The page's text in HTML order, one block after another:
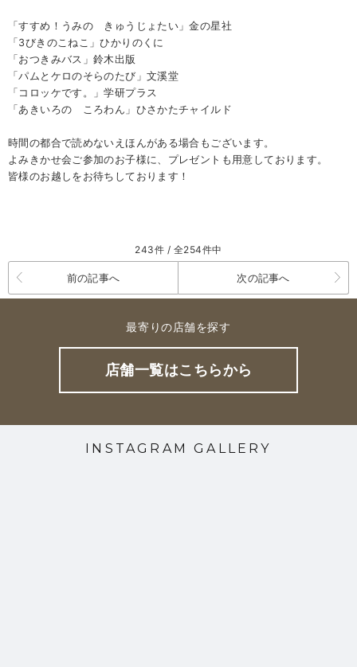
「すすめ！うみの きゅうじょたい」金の星社
「3びきのこねこ」ひかりのくに
「おつきみバス」鈴木出版
「パムとケロのそらのたび」文溪堂
「コロッケです。」学研プラス
「あきいろの ころわん」ひさかたチャイルド
時間の都合で読めないえほんがある場合もございます。
よみきかせ会ご参加のお子様に、プレゼントも用意しております。
皆様のお越しをお待ちしております！
243件 / 全254件中
前の記事へ 次の記事へ
最寄りの店舗を探す
店舗一覧はこちらから
INSTAGRAM GALLERY